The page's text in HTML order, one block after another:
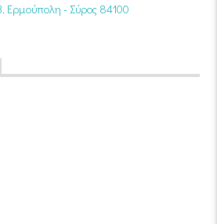
Ερμούπολη - Σύρος 84100